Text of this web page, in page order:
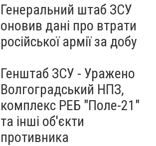
Генеральний штаб ЗСУ
оновив дані про втрати
російської армії за добу
Генштаб ЗСУ - Уражено
Волгоградський НПЗ,
комплекс РЕБ "Поле-21"
та інші об'єкти
противника